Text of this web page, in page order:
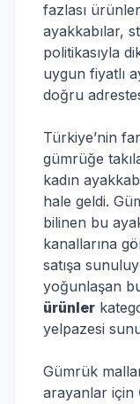
fazlası
ayakkabılar,
politikasıyla
uygun fiyatlı
doğru
Türkiye’nin
gümrüğe
kadın
hale geldi.
bilinen bu
kanallarına
satışa
yoğunlaşan
ürünler
yelpazesi
Gümrük
arayanlar için